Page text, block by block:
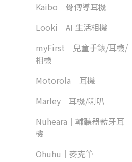
Kaibo｜骨傳導耳機
Looki｜AI 生活相機
myFirst｜兒童手錶/耳機/
相機
Motorola｜耳機
Marley｜耳機/喇叭
Nuheara｜輔聽器藍牙耳
機
Ohuhu｜麥克筆